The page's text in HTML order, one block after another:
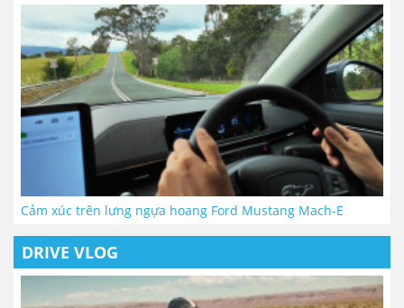
Cảm xúc trên lưng ngựa hoang Ford Mustang Mach-E
DRIVE VLOG